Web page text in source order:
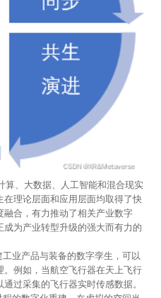
、大数据、人工智能和混合现实
理论层面和应用层面均取得了快
合，有力推动了相关产业数字
为产业转型升级的强大而有力的
业产品与装备的数字孪生，可以
例如，当航空飞行器在天上飞行
过采集的飞行器实时传感数据。